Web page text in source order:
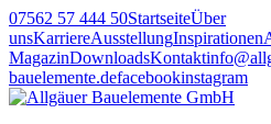
07562 57 444 50StartseiteÜber
unsKarriereAusstellungInspirationen
MagazinDownloadsKontakt
bauelemente.defacebookinstagram